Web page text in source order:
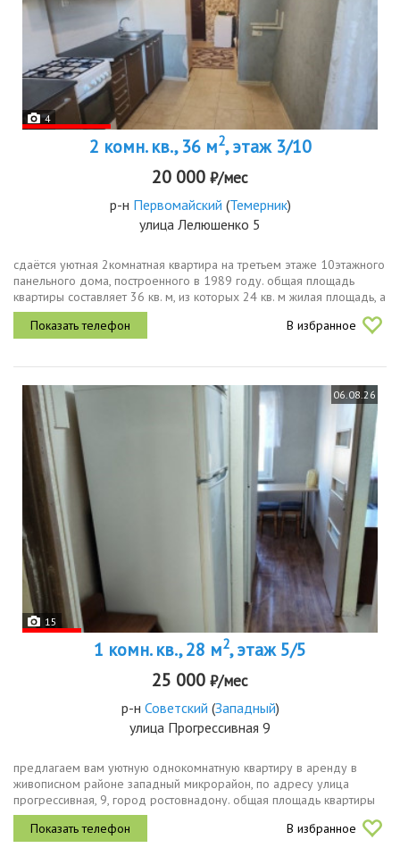
4
2 комн. кв., 36 м2, этаж 3/10
20 000 ₽/мес
р-н Первомайский (Темерник)
улица Лелюшенко 5
сдаётся уютная 2комнатная квартира на третьем этаже 10этажного
панельного дома, построенного в 1989 году. общая площадь
квартиры составляет 36 кв. м, из которых 24 кв. м жилая площадь, а
кухня занимает 10 кв. м. потолки высотой 2.7 метра создают...
В избранное
06.08.26
15
1 комн. кв., 28 м2, этаж 5/5
25 000 ₽/мес
р-н Советский (Западный)
улица Прогрессивная 9
предлагаем вам уютную однокомнатную квартиру в аренду в
живописном районе западный микрорайон, по адресу улица
прогрессивная, 9, город ростовнадону. общая площадь квартиры
составляет 28,7 кв. м, расположена она на 5м этаже 5этажного
кирпичного дома...
В избранное